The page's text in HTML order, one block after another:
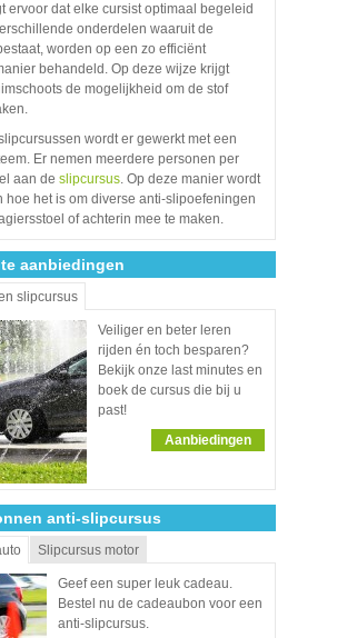
ervoor dat elke cursist optimaal begeleid
onderdelen waaruit de
worden op een zo efficiënt
behandeld. Op deze wijze krijgt
de mogelijkheid om de stof
wordt er gewerkt met een
Er nemen meerdere personen per
aan de slipcursus. Op deze manier wordt
hoe het is om diverse anti-slipoefeningen
of achterin mee te maken.
aanbiedingen
Veiliger en beter leren
rijden én toch besparen?
Bekijk onze last minutes en
boek de cursus die bij u
past!
Aanbiedingen
slipcursus
anti-slipcursus
Geef een super leuk cadeau.
Bestel nu de cadeaubon voor een
anti-slipcursus.
Slipcursus motor